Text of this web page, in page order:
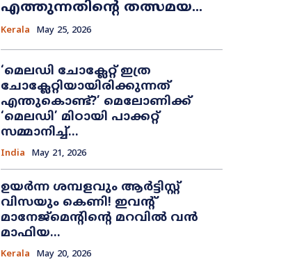
എത്തുന്നതിന്റെ തത്സമയ...
Kerala May 25, 2026
​‘മെലഡി ചോക്ലേറ്റ് ഇത്ര
ചോക്ലേറ്റിയായിരിക്കുന്നത്
എന്തുകൊണ്ട്?’ മെലോണിക്ക്
‘മെലഡി’ മിഠായി പാക്കറ്റ്
സമ്മാനിച്ച്...
India May 21, 2026
ഉയർന്ന ശമ്പളവും ആർട്ടിസ്റ്റ്
വിസയും കെണി! ഇവന്റ്
മാനേജ്‌മെന്റിന്റെ മറവിൽ വൻ
മാഫിയ...
Kerala May 20, 2026